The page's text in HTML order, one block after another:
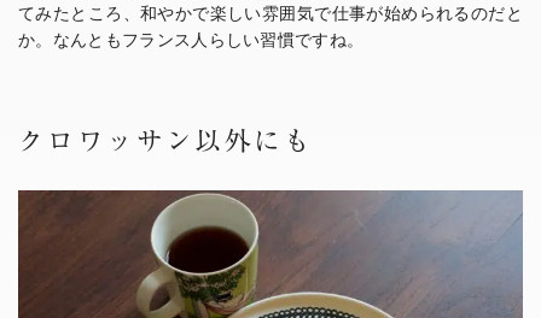
てみたところ、和やかで楽しい雰囲気で仕事が始められるのだと
か。なんともフランス人らしい習慣ですね。
クロワッサン以外にも